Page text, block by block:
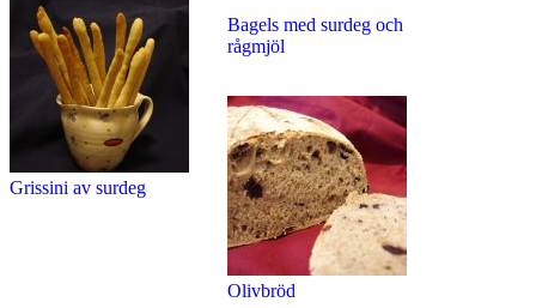
Grissini av surdeg
Bagels med surdeg och
rågmjöl
Olivbröd